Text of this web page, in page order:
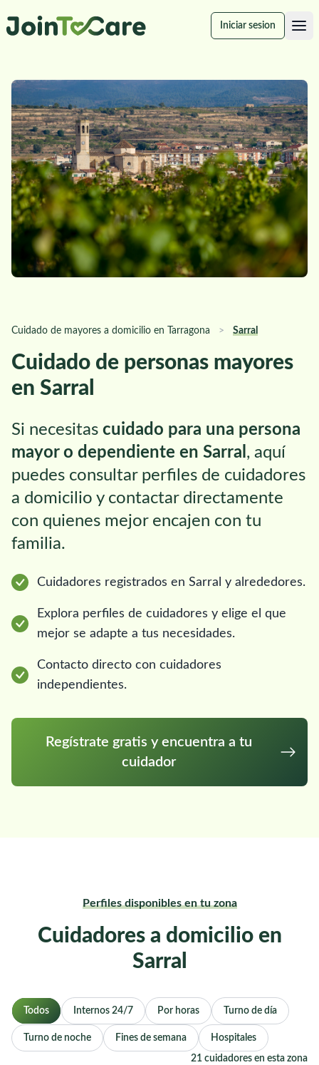
Iniciar sesion
Cuidado de mayores a domicilio en Tarragona > Sarral
Cuidado de personas mayores
en Sarral
Si necesitas cuidado para una persona
mayor o dependiente en Sarral , aquí
puedes consultar perfiles de cuidadores
a domicilio y contactar directamente
con quienes mejor encajen con tu
familia.
Cuidadores registrados en Sarral y alrededores.
Explora perfiles de cuidadores y elige el que
mejor se adapte a tus necesidades.
Contacto directo con cuidadores
independientes.
Regístrate gratis y encuentra a tu
cuidador
Perfiles disponibles en tu zona
Cuidadores a domicilio en
Sarral
Todos Internos 24/7 Por horas Turno de día
Turno de noche Fines de semana Hospitales
21 cuidadores en esta zona